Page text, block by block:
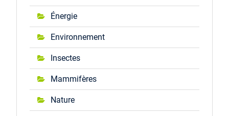
Énergie
Environnement
Insectes
Mammifères
Nature